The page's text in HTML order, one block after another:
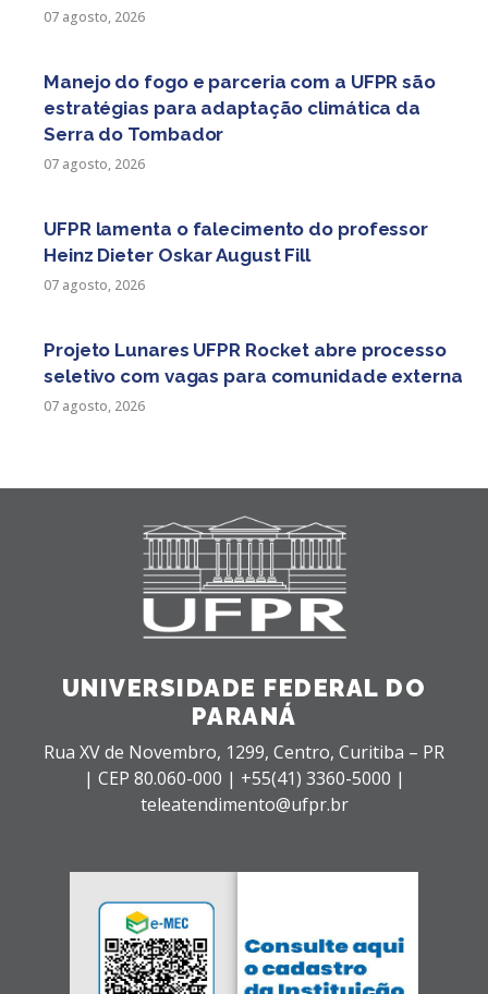
07 agosto, 2026
Manejo do fogo e parceria com a UFPR são
estratégias para adaptação climática da
Serra do Tombador
07 agosto, 2026
UFPR lamenta o falecimento do professor
Heinz Dieter Oskar August Fill
07 agosto, 2026
Projeto Lunares UFPR Rocket abre processo
seletivo com vagas para comunidade externa
07 agosto, 2026
UNIVERSIDADE FEDERAL DO
PARANÁ
Rua XV de Novembro, 1299, Centro, Curitiba – PR
| CEP 80.060-000 | +55(41) 3360-5000 |
teleatendimento@ufpr.br